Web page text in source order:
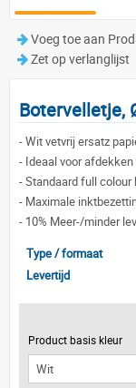
Voeg toe aan
Zet op verlanglijst
Botervelletje,
-Wit vetvrij ersatz
- Ideaal voor afdekken
-Standaard full colour
- Maximale
- 10% Meer-/minder
Type / formaat
Levertijd
Product basis kleur
Wit